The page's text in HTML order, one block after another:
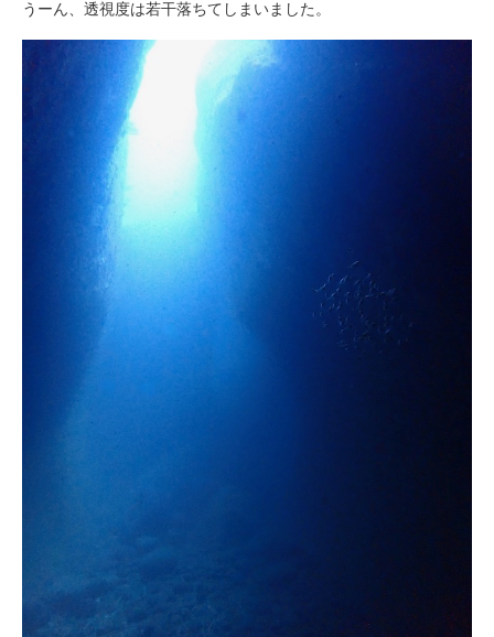
うーん、透視度は若干落ちてしまいました。